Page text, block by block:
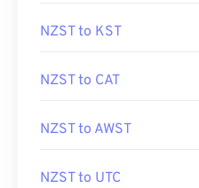
NZST to KST
NZST to CAT
NZST to AWST
NZST to UTC